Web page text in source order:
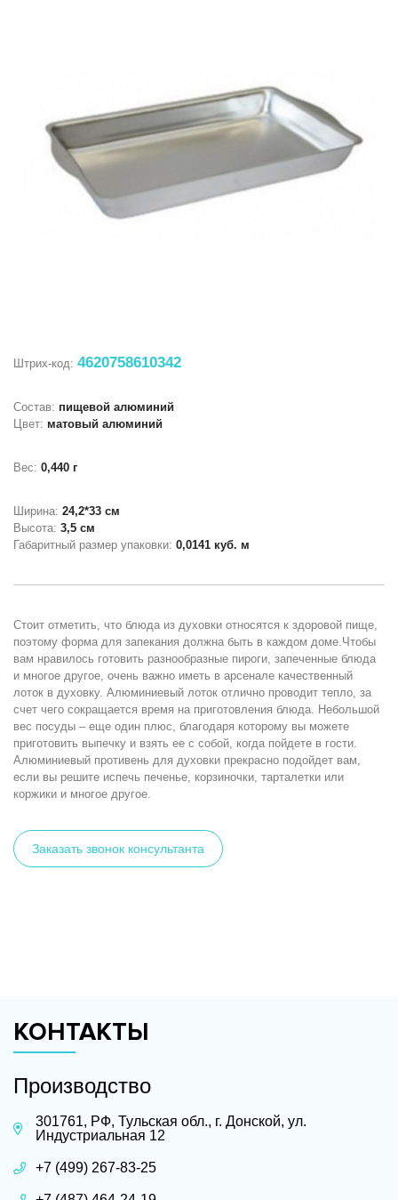
Штрих-код: 4620758610342
Состав: пищевой алюминий
Цвет: матовый алюминий
Вес: 0,440 г
Ширина: 24,2*33 см
Высота: 3,5 см
Габаритный размер упаковки: 0,0141 куб. м
Стоит отметить, что блюда из духовки относятся к здоровой пище,
поэтому форма для запекания должна быть в каждом доме.Чтобы
вам нравилось готовить разнообразные пироги, запеченные блюда
и многое другое, очень важно иметь в арсенале качественный
лоток в духовку. Алюминиевый лоток отлично проводит тепло, за
счет чего сокращается время на приготовления блюда. Небольшой
вес посуды – еще один плюс, благодаря которому вы можете
приготовить выпечку и взять ее с собой, когда пойдете в гости.
Алюминиевый противень для духовки прекрасно подойдет вам,
если вы решите испечь печенье, корзиночки, тарталетки или
коржики и многое другое.
Заказать звонок консультанта
КОНТАКТЫ
Производство
301761, РФ, Тульская обл., г. Донской, ул.
Индустриальная 12
+7 (499) 267-83-25